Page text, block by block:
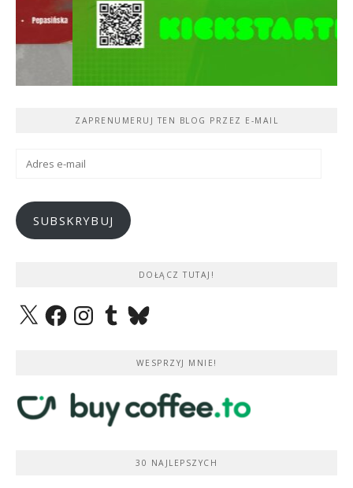
ZAPRENUMERUJ TEN BLOG PRZEZ E-MAIL
Adres
SUBSKRYBUJ
DOŁĄCZ TUTAJ!
X FacebookInstagramTumblrBluesky
WESPRZYJ MNIE!
30 NAJLEPSZYCH